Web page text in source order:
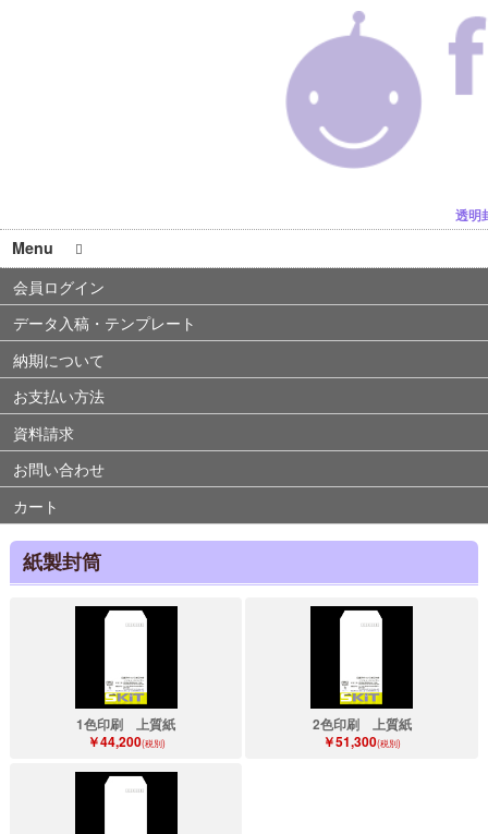
透明
Menu
会員ログイン
データ入稿・テンプレート
納期について
お支払い方法
資料請求
お問い合わせ
カート
紙製封筒
1色印刷 上質紙
￥44,200(税別)
2色印刷 上質紙
￥51,300(税別)